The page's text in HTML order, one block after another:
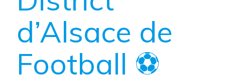
d’Alsace de
Football ⚽